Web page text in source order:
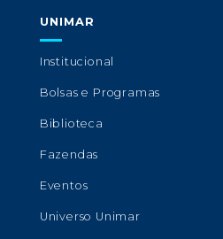
UNIMAR
Institucional
Bolsas e Programas
Biblioteca
Fazendas
Eventos
Universo Unimar